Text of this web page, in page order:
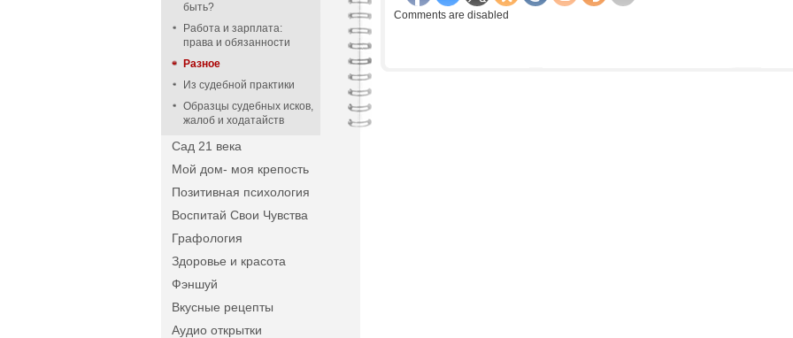
быть?
Работа и зарплата:
права и обязанности
Разное
Из судебной практики
Образцы судебных исков,
жалоб и ходатайств
Сад 21 века
Мой дом- моя крепость
Позитивная психология
Воспитай Свои Чувства
Графология
Здоровье и красота
Фэншуй
Вкусные рецепты
Аудио открытки
Comments are disabled